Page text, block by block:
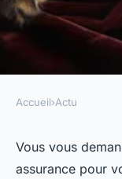
Quel est
Accueil›Actu
Vous vous
assurance pour